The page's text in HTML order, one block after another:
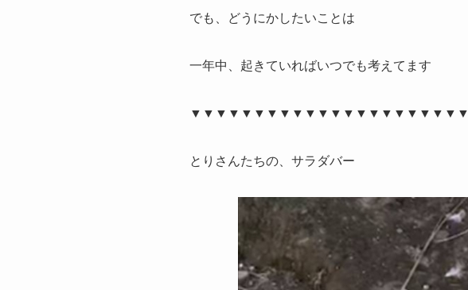
でも、どうにかしたいことは
一年中、起きていればいつでも考えてます
▼▼▼▼▼▼▼▼▼▼▼▼▼▼▼▼▼▼▼▼▼▼
とりさんたちの、サラダバー